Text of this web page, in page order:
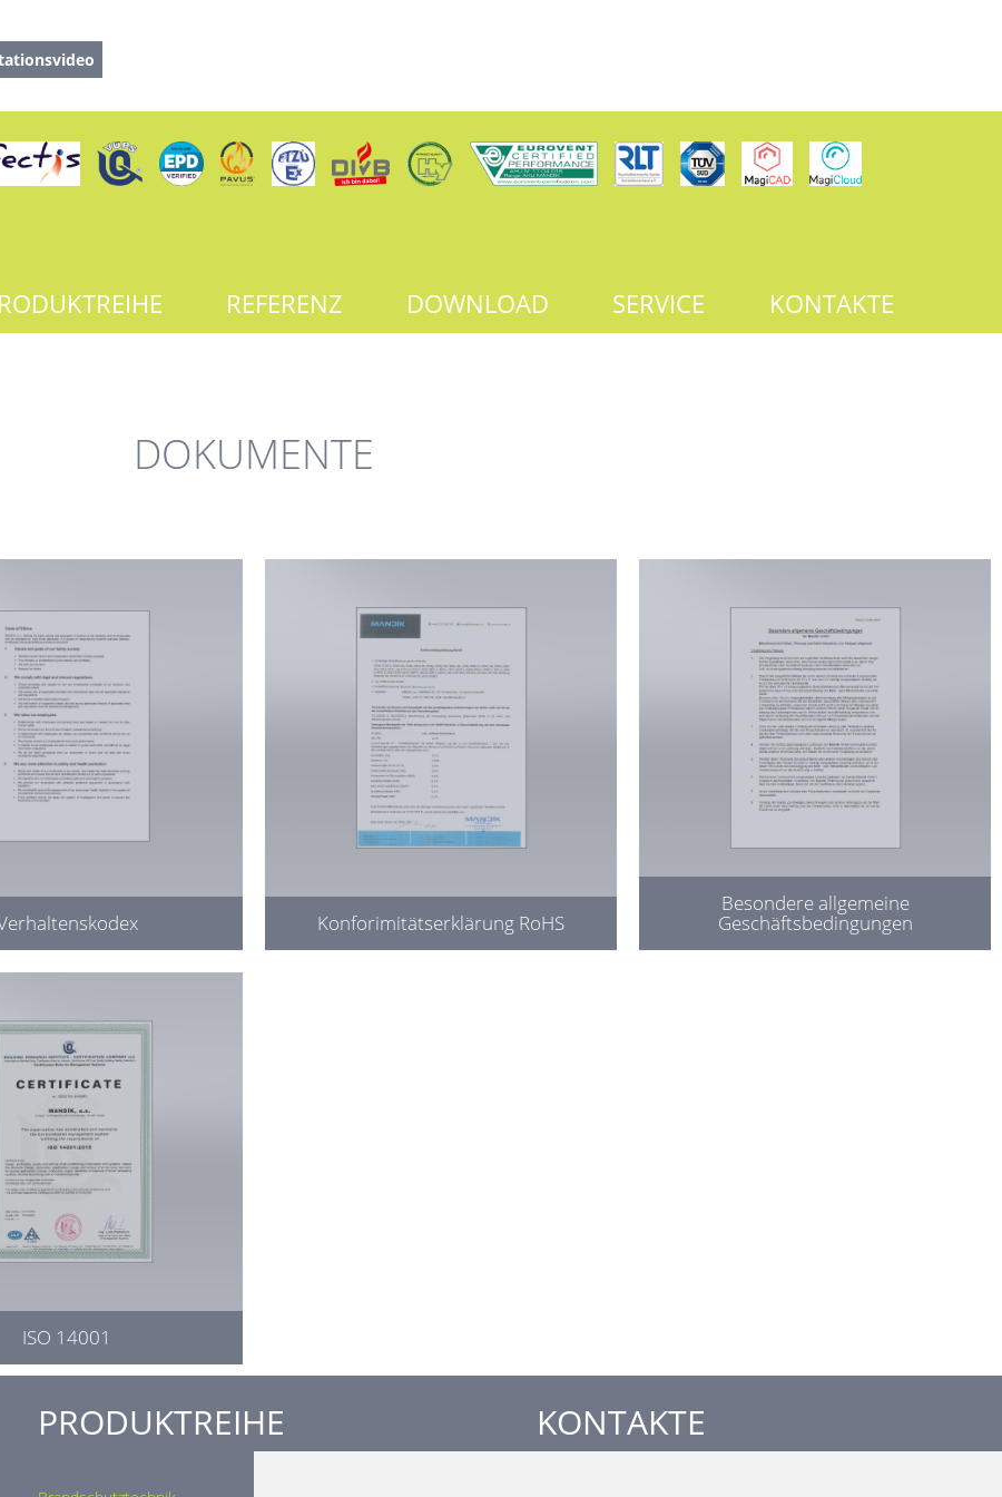
REFERENZ DOWNLOAD SERVICE KONTAKTE
DOKUMENTE
Konforimitätserklärung RoHS
Besondere allgemeine
Geschäftsbedingungen
ISO 14001
PRODUKTREIHE KONTAKTE